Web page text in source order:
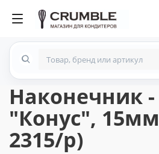
Наконечник -
"Конус",
2315/p)